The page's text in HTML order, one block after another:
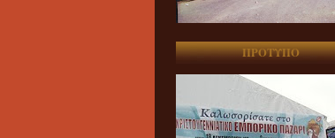
ΠΡΟΤΥΠΟ